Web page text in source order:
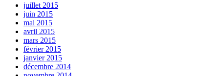
juillet 2015
juin 2015
mai 2015
avril 2015
mars 2015
février 2015
janvier 2015
décembre 2014